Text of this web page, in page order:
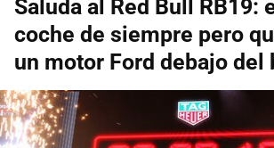
Saluda al Red Bull RB19:
coche de siempre pero
un motor Ford debajo del